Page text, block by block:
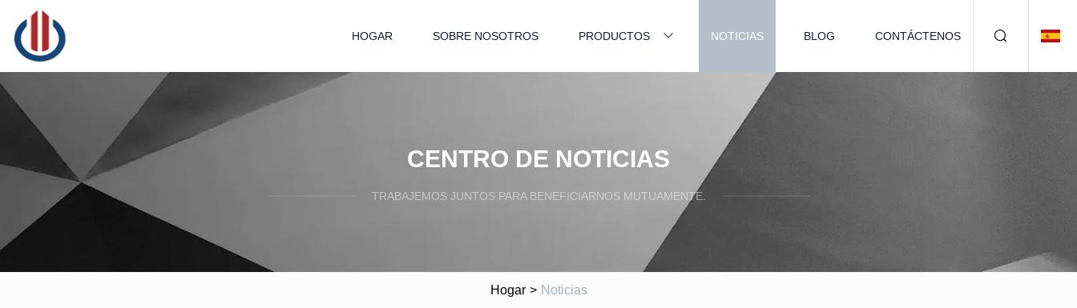
HOGAR SOBRE NOSOTROS PRODUCTOS NOTICIAS BLOG CONTÁCTENOS
CENTRO DE NOTICIAS
TRABAJEMOS JUNTOS PARA BENEFICIARNOS MUTUAMENTE.
Hogar > Noticias